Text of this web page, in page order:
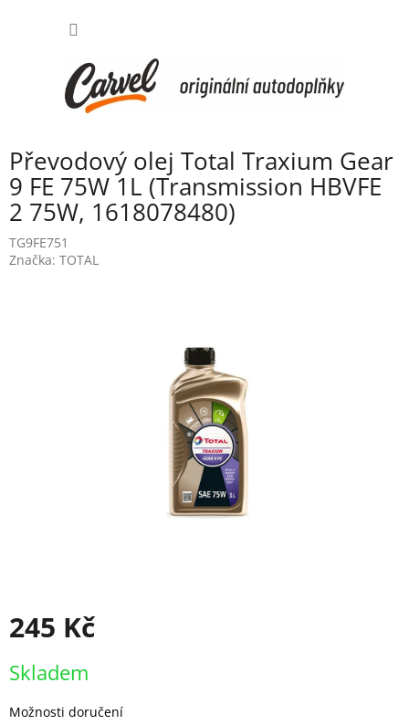
Převodový olej Total Traxium Gear
9 FE 75W 1L (Transmission HBVFE
2 75W, 1618078480)
TG9FE751
Značka: TOTAL
245 Kč
cena:
Skladem
Možnosti doručení